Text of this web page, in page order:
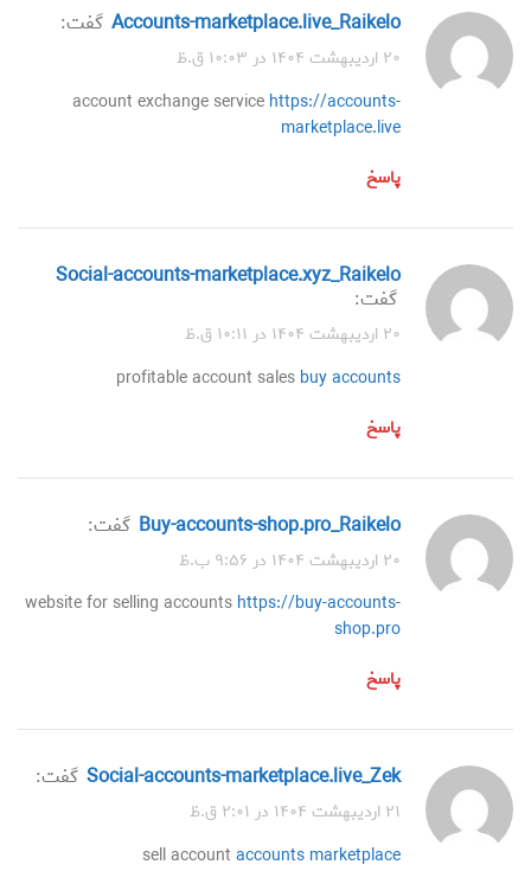
accounts-marketplace.live_Raikelo گفت:
۲۰ اردیبهشت ۱۴۰۴ در ۱۰:۰۳ ق.ظ
account exchange service https://accounts-
marketplace.live
پاسخ
social-accounts-marketplace.xyz_Raikelo
گفت:
۲۰ اردیبهشت ۱۴۰۴ در ۱۰:۱۱ ق.ظ
profitable account sales buy accounts
پاسخ
buy-accounts-shop.pro_Raikelo گفت:
۲۰ اردیبهشت ۱۴۰۴ در ۹:۵۶ ب.ظ
website for selling accounts https://buy-accounts-
shop.pro
پاسخ
social-accounts-marketplace.live_Zek گفت:
۲۱ اردیبهشت ۱۴۰۴ در ۲:۰۱ ق.ظ
sell account accounts marketplace